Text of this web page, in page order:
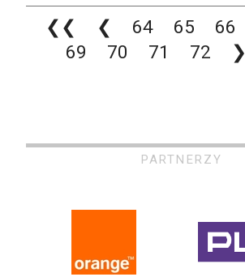
❮❮ ❮ 64 65 66
69
70 71 72 ❯
PARTNERZY